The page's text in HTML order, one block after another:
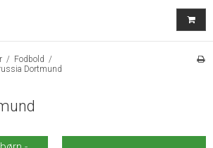
/ Fodbold /
Dortmund